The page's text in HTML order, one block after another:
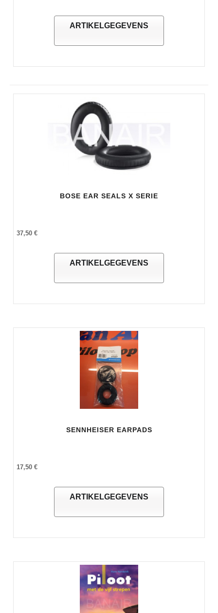
ARTIKELGEGEVENS
BOSE EAR SEALS X SERIE
37,50 €
ARTIKELGEGEVENS
SENNHEISER EARPADS
17,50 €
ARTIKELGEGEVENS